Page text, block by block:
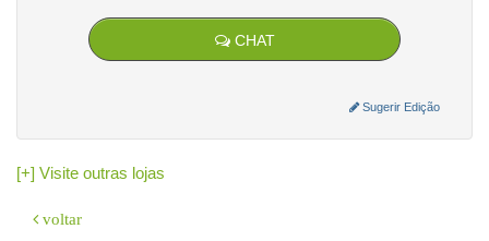
CHAT
Sugerir Edição
[+] Visite outras lojas
voltar